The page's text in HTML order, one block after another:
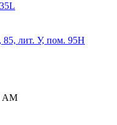
лит. У, пом. 95Н
AM